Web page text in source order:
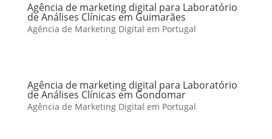
Agência de marketing digital para Laboratório
de Análises Clínicas em Guimarães
Agência de Marketing Digital em Portugal
Agência de marketing digital para Laboratório
de Análises Clínicas em Gondomar
Agência de Marketing Digital em Portugal